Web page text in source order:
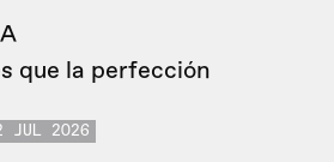
que la perfección
JUL 2026